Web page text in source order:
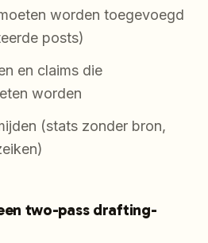
worden toegevoegd
posts)
en claims die
worden
(stats zonder bron,
two-pass drafting-